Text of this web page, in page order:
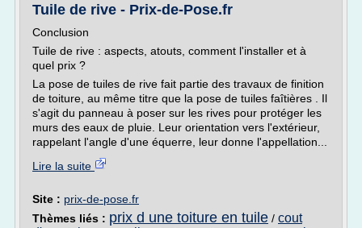
Tuile de rive - Prix-de-Pose.fr
Conclusion
Tuile de rive : aspects, atouts, comment l'installer et à
quel prix ?
La pose de tuiles de rive fait partie des travaux de finition
de toiture, au même titre que la pose de tuiles faîtières . Il
s'agit du panneau à poser sur les rives pour protéger les
murs des eaux de pluie. Leur orientation vers l'extérieur,
rappelant l'angle d'une équerre, leur donne l'appellation...
Lire la suite
Site : prix-de-pose.fr
Thèmes liés : prix d une toiture en tuile / cout